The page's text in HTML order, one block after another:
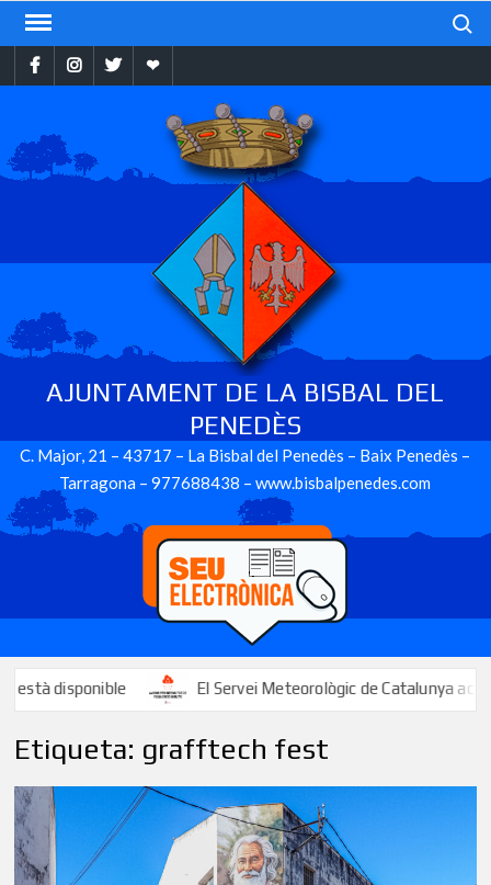
Skip
contentFacebookInstragram
TwitterEbando
AJUNTAMENT DE LA BISBAL DEL
PENEDÈS
C. Major, 21 – 43717 – La Bisbal del Penedès – Baix Penedès –
Tarragona – 977688438 – www.bisbalpenedes.com
El Servei Meteorològic de Catalunya activa un avís per
Etiqueta: grafftech fest